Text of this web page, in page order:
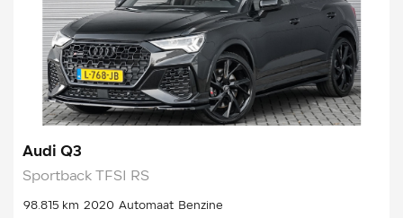
Audi Q3
Sportback TFSI RS
98.815 km 2020 Automaat Benzine